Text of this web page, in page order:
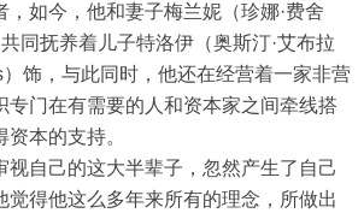
，如今，他和妻子梅兰妮（珍娜·费舍
同抚养着儿子特洛伊（奥斯汀·艾布拉
饰，与此同时，他还在经营着一家非营
专门在有需要的人和资本家之间牵线搭
本的支持。
视自己的这大半辈子，忽然产生了自己
觉得他这么多年来所有的理念，所做出